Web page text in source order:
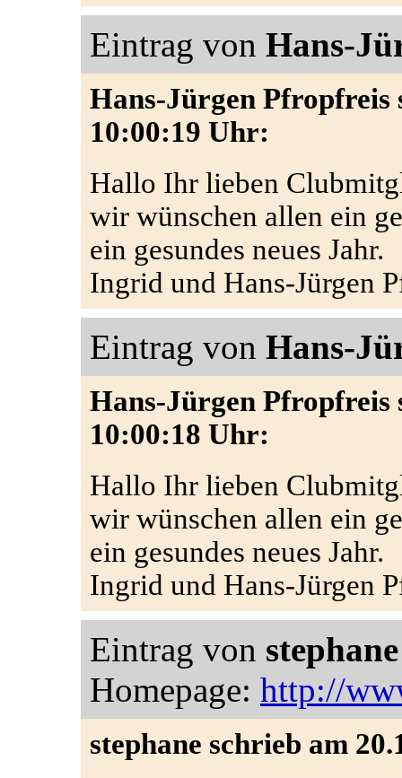
Eintrag von Hans-
Hans-Jürgen Pfropfreis
10:00:19 Uhr:
Hallo Ihr lieben
wir wünschen allen ein
ein gesundes neues Jahr.
Ingrid und Hans-Jürgen
Eintrag von Hans-
Hans-Jürgen Pfropfreis
10:00:18 Uhr:
Hallo Ihr lieben
wir wünschen allen ein
ein gesundes neues Jahr.
Ingrid und Hans-Jürgen
Eintrag von stephane
Homepage: http://
stephane schrieb am